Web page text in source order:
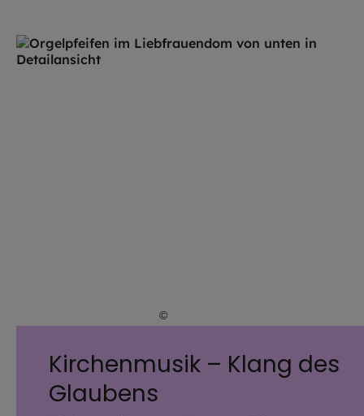
©
Kirchenmusik – Klang des
Glaubens